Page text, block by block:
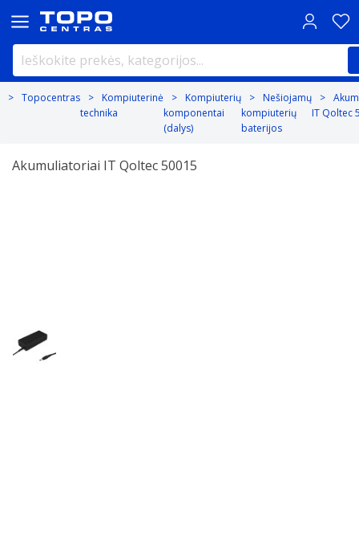
Topocentras
Kompiuterinė
technika
Kompiuterių
komponentai
(dalys)
Nešiojamų
kompiuterių
baterijos
IT Qoltec
Akumuliatoriai IT Qoltec 50015